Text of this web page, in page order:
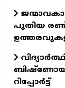
പുതിയ
റിപ്പോർട്ട്